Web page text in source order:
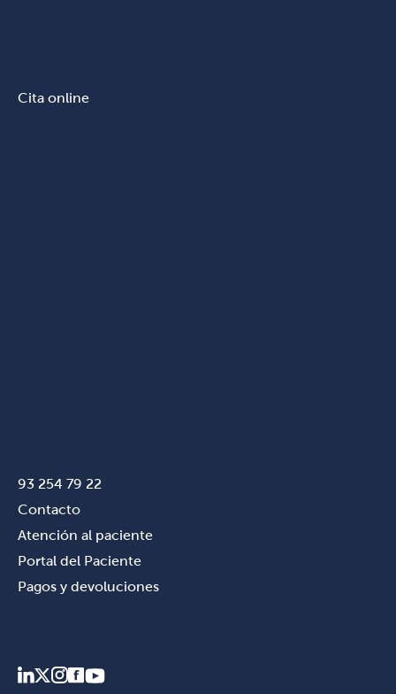
Cita online
93 254 79 22
Contacto
Atención al paciente
Portal del Paciente
Pagos y devoluciones